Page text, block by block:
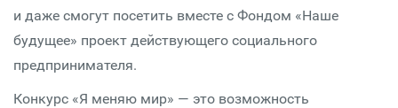
и даже смогут посетить вместе с Фондом «Наше
будущее» проект действующего социального
предпринимателя.
Конкурс «Я меняю мир» — это возможность